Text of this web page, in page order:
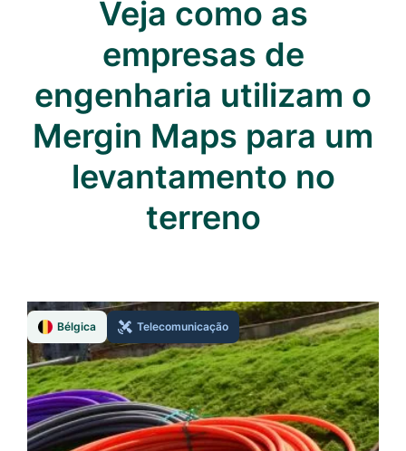
Veja como as
empresas de
engenharia utilizam o
Mergin Maps para um
levantamento no
terreno
Telecomunicação
Bélgica